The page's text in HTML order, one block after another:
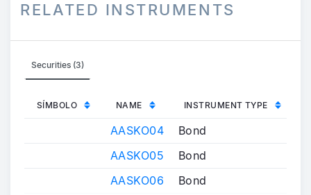
RELATED INSTRUMENTS
Securities (3)
SÍMBOLO NAME INSTRUMENT TYPE
AASKO04
Bond
AASKO05
Bond
AASKO06
Bond